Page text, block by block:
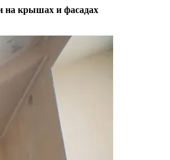
на крышах и фасадах